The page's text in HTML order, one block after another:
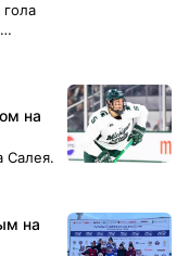
а
на
Салея.
на